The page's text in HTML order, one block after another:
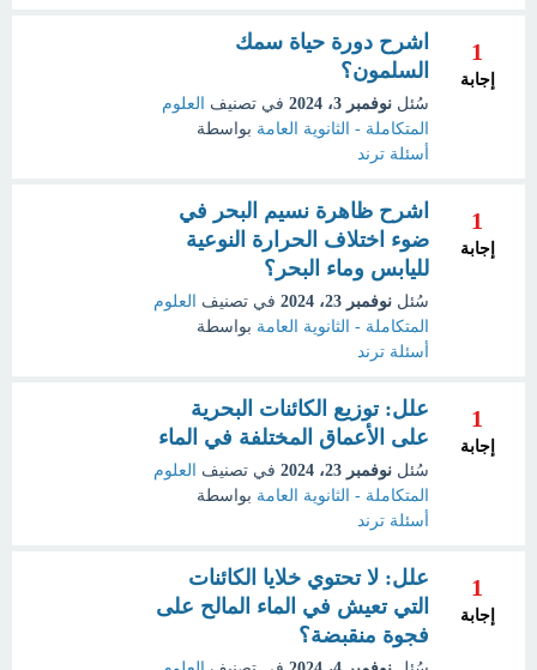
1
إجابة
اشرح دورة حياة سمك
السلمون؟
سُئل نوفمبر 3، 2024 في تصنيف
العلوم
المتكاملة - الثانوية العامة بواسطة
أسئلة ترند
1
إجابة
اشرح ظاهرة نسيم البحر في
ضوء اختلاف الحرارة النوعية
لليابس وماء البحر؟
سُئل نوفمبر 23، 2024 في تصنيف
العلوم
المتكاملة - الثانوية العامة بواسطة
أسئلة ترند
1
إجابة
علل: توزيع الكائنات البحرية
على الأعماق المختلفة في الماء
سُئل نوفمبر 23، 2024 في تصنيف
العلوم
المتكاملة - الثانوية العامة بواسطة
أسئلة ترند
1
إجابة
علل: لا تحتوي خلايا الكائنات
التي تعيش في الماء المالح على
فجوة منقبضة؟